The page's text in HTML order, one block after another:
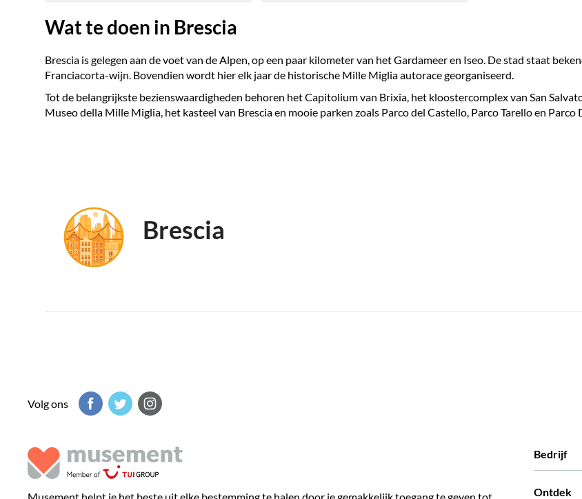
Wat te doen in Brescia
Brescia is gelegen aan de voet van de Alpen, op een paar kilometer van het Gardameer en Iseo. De stad staat
Franciacorta-wijn. Bovendien wordt hier elk jaar de historische Mille Miglia autorace georganiseerd.
Tot de belangrijkste bezienswaardigheden behoren het Capitolium van Brixia, het kloostercomplex van San
Museo della Mille Miglia, het kasteel van Brescia en mooie parken zoals Parco del Castello, Parco Tarello en Parco
Brescia
Volg ons
Bedrijf
Ontdek